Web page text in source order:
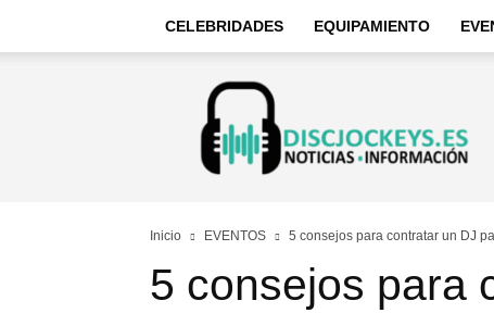
CELEBRIDADES EQUIPAMIENTO
Discjockeys
Noticias
e
información
Inicio EVENTOS 5 consejos para contratar un DJ
5 consejos para